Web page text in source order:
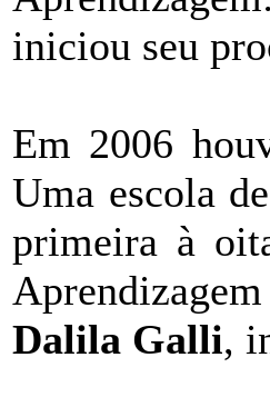
iniciou seu
Em 2006
Uma escola
primeira à
Dalila Galli,